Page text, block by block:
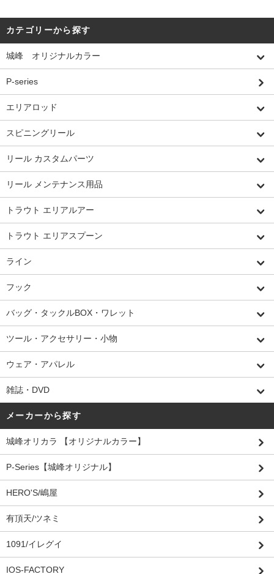
カテゴリーから探す
城峰 オリジナルカラー
P-series
エリアロッド
スピニングリール
リール カスタムパーツ
リール メンテナンス用品
トラウト エリアルアー
トラウト エリアスプーン
ライン
フック
バッグ・タックルBOX・ワレット
ツール・アクセサリー・小物
ウェア・アパレル
雑誌・DVD
メーカーから探す
城峰オリカラ 【オリジナルカラー】
P-Series【城峰オリジナル】
HERO'S/嶋屋
有頂天/ツネミ
1091/イレグイ
IOS-FACTORY